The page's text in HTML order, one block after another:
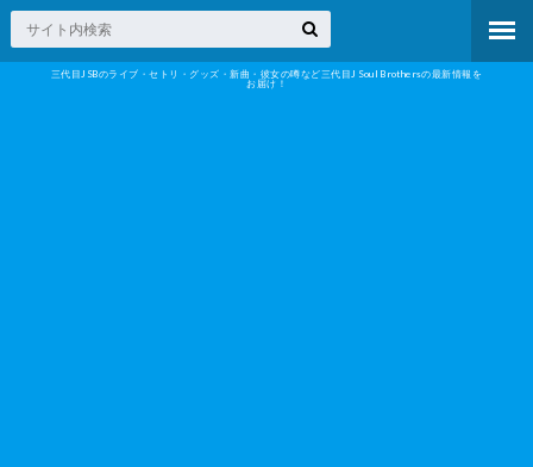
三代目JSBのライブ・セトリ・グッズ・新曲・彼女の噂など三代目J Soul Brothersの最新情報を
お届け！